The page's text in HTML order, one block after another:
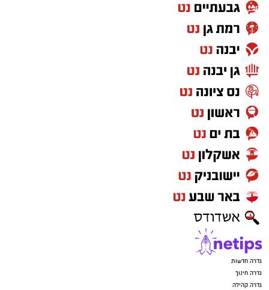
גדרה חדשות
גדרה חינוך
גדרה קהילה